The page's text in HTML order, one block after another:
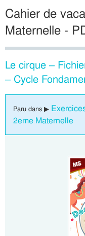
Cahier de
Maternelle -
Le cirque –
– Cycle
Paru dans ▶
2eme Maternelle